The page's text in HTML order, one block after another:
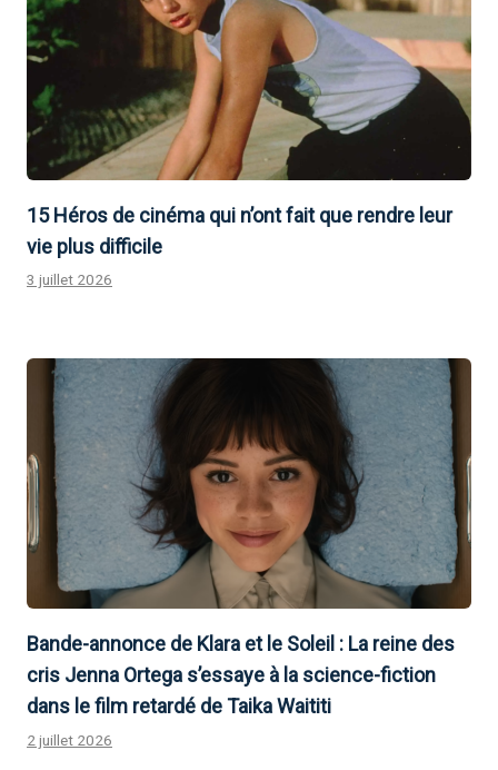
15 Héros de cinéma qui n’ont fait que rendre leur
vie plus difficile
3 juillet 2026
Bande-annonce de Klara et le Soleil : La reine des
cris Jenna Ortega s’essaye à la science-fiction
dans le film retardé de Taika Waititi
2 juillet 2026